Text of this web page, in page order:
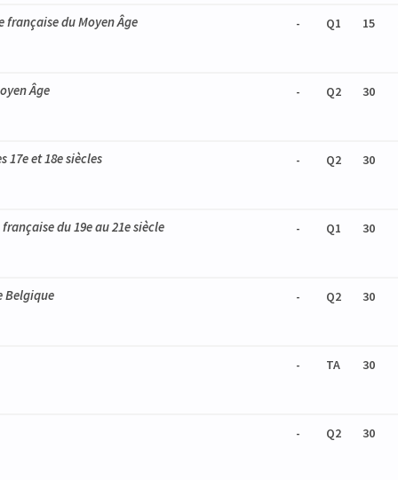
du Moyen Âge - Q1 15
Âge - Q2 30
17e et 18e siècles - Q2 30
du 19e au 21e siècle - Q1 30
Belgique - Q2 30
- TA 30
- Q2 30